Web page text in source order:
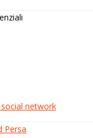
network
Persa